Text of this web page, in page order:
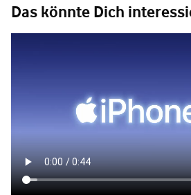
Das könnte Dich